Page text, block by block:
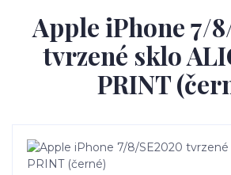
Apple iPhone 7/
tvrzené sklo
PRINT